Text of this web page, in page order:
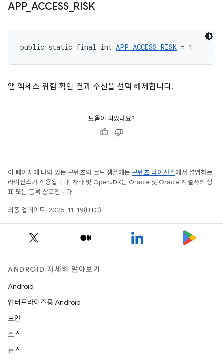
APP_ ACCESS_ RISK
public static final int APP_ACCESS_RISK = 1
앱 액세스 위험 확인 결과 수신을 선택 해제합니다.
도움이 되었나요?
이 페이지에 나와 있는 콘텐츠와 코드 샘플에는 콘텐츠 라이선스에서 설명하는
라이선스가 적용됩니다. 자바 및 OpenJDK는 Oracle 및 Oracle 계열사의 상
표 또는 등록 상표입니다.
최종 업데이트: 2025-11-19(UTC)
ANDROID 자세히 알아보기
Android
엔터프라이즈용 Android
보안
소스
뉴스